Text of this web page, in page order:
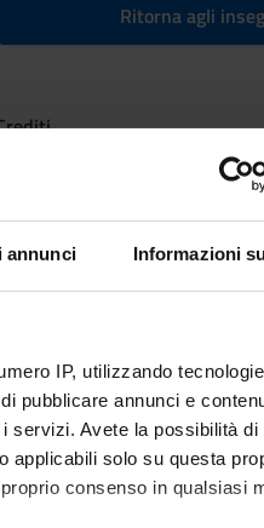
annunci Informazioni
IP, utilizzando
pubblicare annunci e
servizi. Avete la possibilità di
applicabili solo su questa
consenso in qualsiasi
Ritorna agli
(2024/2025) - Laurea